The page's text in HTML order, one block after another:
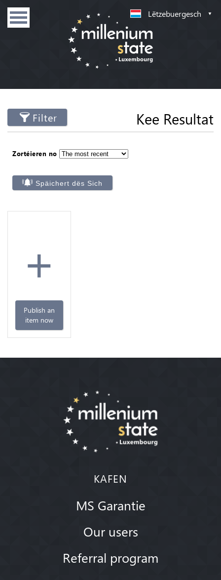
Lëtzebuergesch
Filter Kee Resultat
Zortéieren no
Späichert dës Sich
+
Publish an
item now
KAFEN
MS Garantie
Our users
Referral program